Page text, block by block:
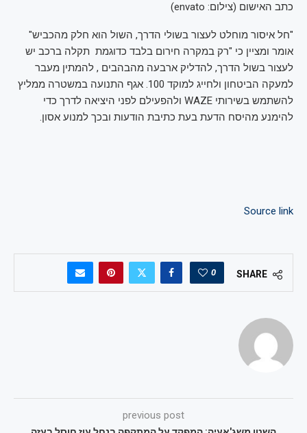
כתב האישום (צילום: envato)
"חל איסור מוחלט לעצור בשולי הדרך, השול הוא חלק מהכביש"
אומר ומציין כי "רק במקרה חירום בלבד כדוגמת תקלה ברכב יש
לעצור בשול הדרך, להדליק ארבעה מהבהבים , להמתין מעבר
למעקה הביטחון ולחייג למוקד 100. אגף התנועה במשטרה ממליץ
להשתמש בשירותי WAZE ולהפעילם לפני היציאה לדרך כדי
להימנע מהיסח הדעת בעת כתיבת הודעות ובכך למנוע אסון.
Source link
SHARE
0
previous post